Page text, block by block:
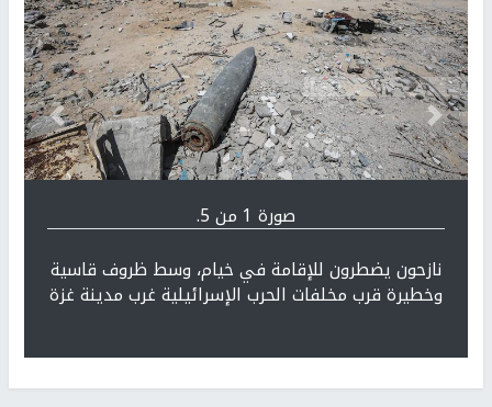
صورة 1 من 5.
نازحون يضطرون للإقامة في خيام، وسط ظروف قاسية
وخطيرة قرب مخلفات الحرب الإسرائيلية غرب مدينة غزة
Previous التالي